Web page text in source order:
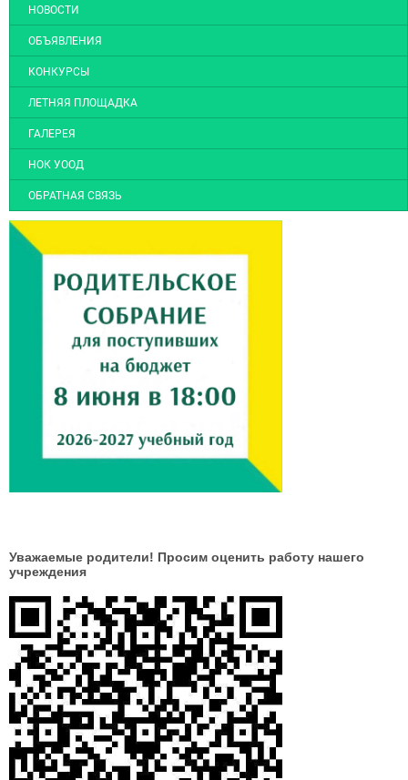
НОВОСТИ
ОБЪЯВЛЕНИЯ
КОНКУРСЫ
ЛЕТНЯЯ ПЛОЩАДКА
ГАЛЕРЕЯ
НОК УООД
ОБРАТНАЯ СВЯЗЬ
Уважаемые родители! Просим оценить работу нашего
учреждения